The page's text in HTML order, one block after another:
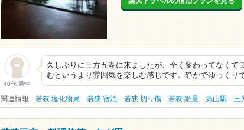
40代 男性
久しぶりに三方五湖に来ましたが、全く変わってなくて
むというより雰囲気を楽しむ感じです。静かでゆっく
関連情報 若狭 塩化物泉 若狭 宿泊 若狭 切り傷 若狭 絶景 気山駅 三